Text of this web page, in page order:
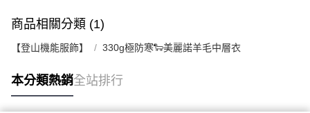
商品相關分類 (1)
【登山機能服飾】 330g極防寒🐑美麗諾羊毛中層衣
本分類熱銷全站排行